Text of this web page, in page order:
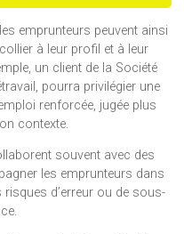
emprunteurs peuvent ainsi
à leur profil et à leur
un client de la Société
pourra privilégier une
renforcée, jugée plus
contexte.
souvent avec des
les emprunteurs dans
d’erreur ou de sous-